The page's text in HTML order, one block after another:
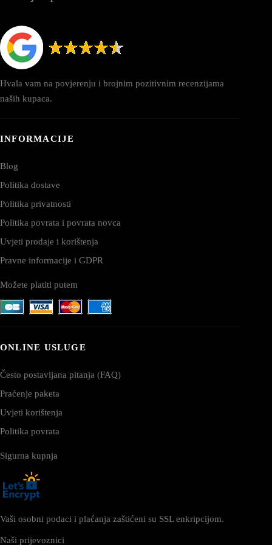
Hvala vam na povjerenju i brojnim pozitivnim recenzijama
naših kupaca.
INFORMACIJE
Blog
Politika dostave
Politika privatnosti
Politika povrata i povrata novca
Uvjeti prodaje i korištenja
Pravne informacije i GDPR
Možete platiti putem
ONLINE USLUGE
Često postavljana pitanja (FAQ)
Praćenje paketa
Uvjeti korištenja
Politika povrata
Sigurna kupnja
Vaši osobni podaci i plaćanja zaštićeni su SSL enkripcijom.
Naši prijevoznici